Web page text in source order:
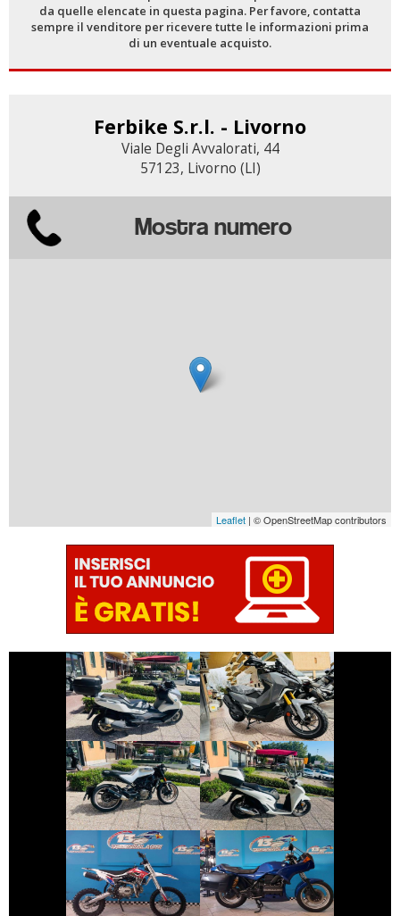
da quelle elencate in questa pagina. Per favore, contatta
sempre il venditore per ricevere tutte le informazioni prima
di un eventuale acquisto.
Ferbike S.r.l. - Livorno
Viale Degli Avvalorati, 44
57123, Livorno (LI)
Mostra numero
Leaflet | © OpenStreetMap contributors
BMW SERIE-C
€ 4.990 €
SYM ADX-400
€ 6.990 €
HUSQVARNA
SVARTPILEN
€ 3.690 €
HONDA SH
€ 3.790 €
ALTRA-MARCA
ALTRO-
MODELLO
€ 1.400 €
BMW SERIE-K
€ 2.990 €
€ 2.390 € € 5.990 €